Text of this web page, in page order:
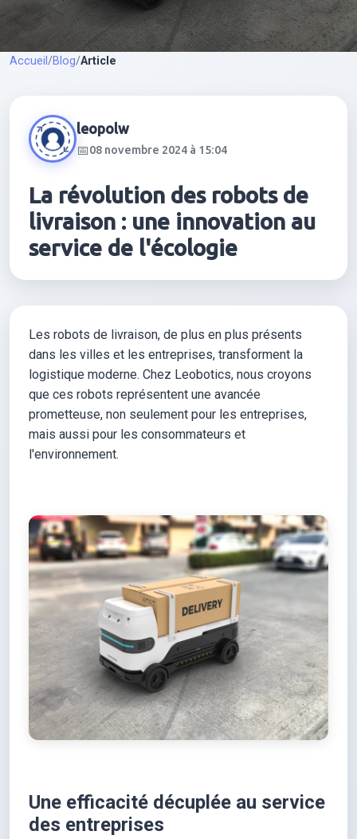
Accueil /Blog/Article
leopolw
📅08 novembre 2024 à 15:04
La révolution des robots de
livraison : une innovation au
service de l'écologie
Les robots de livraison, de plus en plus présents
dans les villes et les entreprises, transforment la
logistique moderne. Chez Leobotics, nous croyons
que ces robots représentent une avancée
prometteuse, non seulement pour les entreprises,
mais aussi pour les consommateurs et
l'environnement.
Une efficacité décuplée au service
des entreprises